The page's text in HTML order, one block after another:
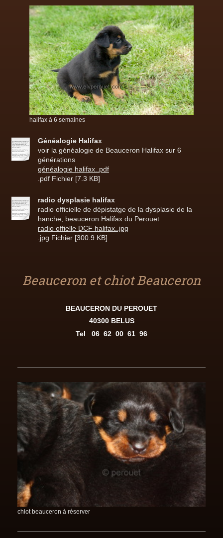
halifax à 6 semaines
Généalogie Halifax
voir la généalogie de Beauceron Halifax sur 6
générations
généalogie halifax..pdf
.pdf Fichier [7.3 KB]
radio dysplasie halifax
radio officielle de dépistatge de la dysplasie de la
hanche, beauceron Halifax du Perouet
radio offielle DCF halifax..jpg
.jpg Fichier [300.9 KB]
Beauceron et chiot Beauceron
BEAUCERON DU PEROUET
40300 BELUS
Tel
06 62 00 61 96
chiot beauceron à réserver